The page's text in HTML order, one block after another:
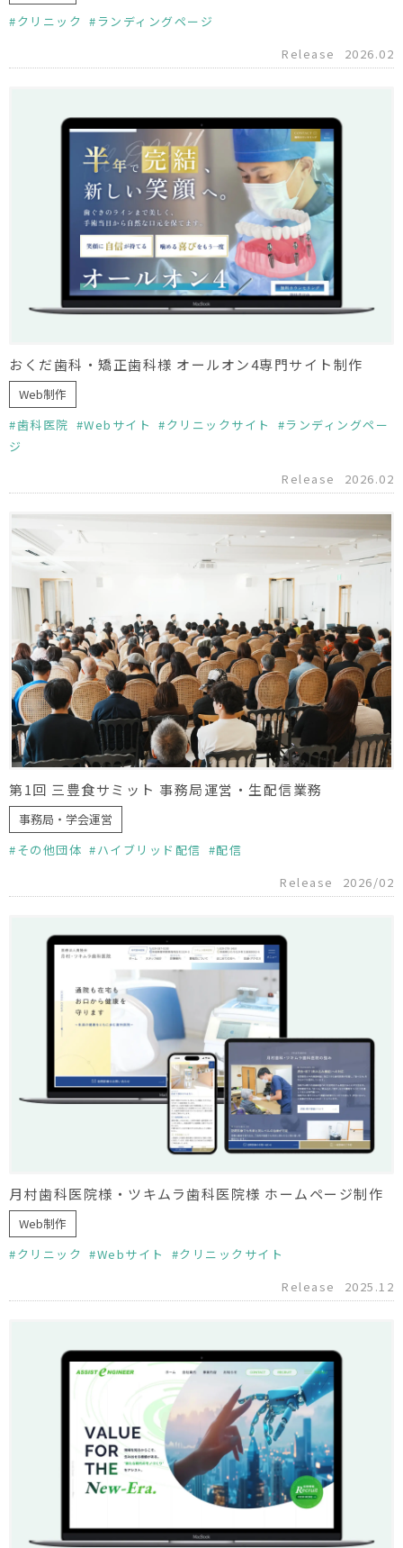
クリニック
ランディングページ
Release
2026.02
おくだ歯科・矯正歯科様 オールオン4専門サイト制作
Web制作
歯科医院
Webサイト クリニックサイト
ランディングペー
ジ
Release
2026.02
第1回 三豊食サミット 事務局運営・生配信業務
事務局・学会運営
その他団体
ハイブリッド配信
配信
Release
2026/02
月村歯科医院様・ツキムラ歯科医院様 ホームページ制作
Web制作
クリニック
Webサイト
クリニックサイト
Release
2025.12